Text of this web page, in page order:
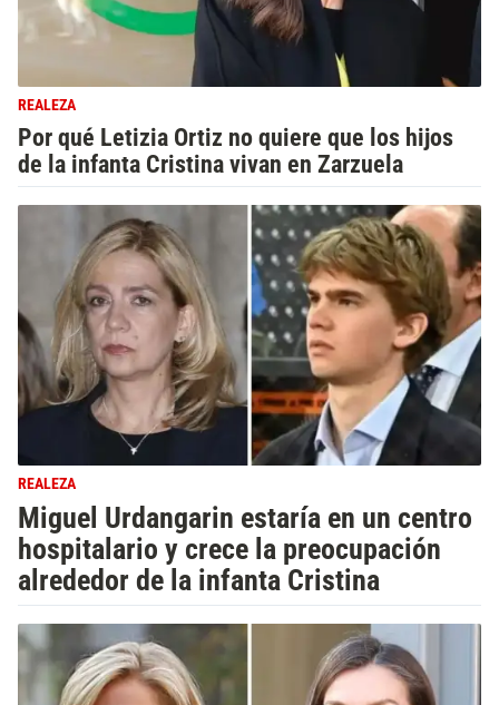
REALEZA
Por qué Letizia Ortiz no quiere que los hijos
de la infanta Cristina vivan en Zarzuela
REALEZA
Miguel Urdangarin estaría en un centro
hospitalario y crece la preocupación
alrededor de la infanta Cristina